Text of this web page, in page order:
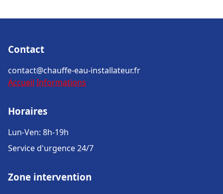
Contact
contact@chauffe-eau-installateur.fr
Accueil Informations
Horaires
Lun-Ven: 8h-19h
Service d'urgence 24/7
Zone intervention